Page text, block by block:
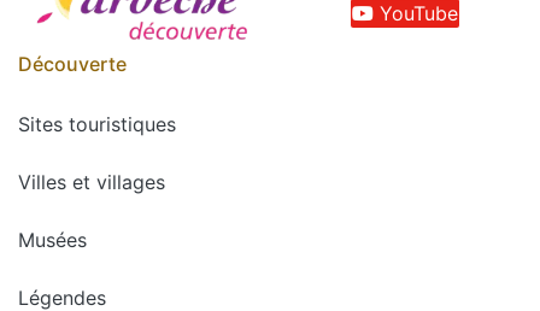
YouTube
Découverte
Sites touristiques
Villes et villages
Musées
Légendes